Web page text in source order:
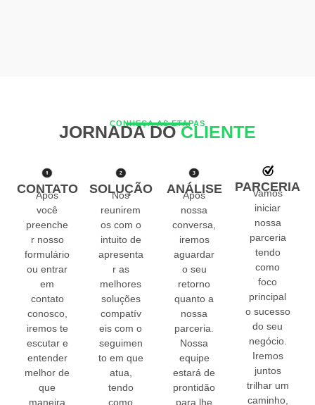
CONHEÇA AS ETAPAS
JORNADA DOCLIENTE
CONTATO
Após
você
preenche
r nosso
formulário
ou entrar
em
contato
conosco,
iremos te
escutar e
entender
melhor de
que
maneira
SOLUÇÃO
Nos
reunirem
os com o
intuito de
apresenta
r as
melhores
soluções
compatív
eis com o
seguimen
to em que
atua,
tendo
como
ANÁLISE
Após
nossa
conversa,
iremos
aguardar
o seu
retorno
quanto a
nossa
parceria.
Nossa
equipe
estará de
prontidão
para lhe
PARCERIA
Vamos
iniciar
nossa
parceria
tendo
como
foco
principal
o sucesso
do seu
negócio.
Iremos
juntos
trilhar um
caminho,